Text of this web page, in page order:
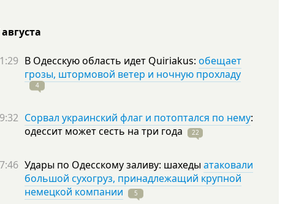
В Одесскую область идет Quiriakus: обещает
грозы, штормовой ветер и ночную прохладу
4
Сорвал украинский флаг и потоптался по нему:
одессит может сесть на три года 22
Удары по Одесскому заливу: шахеды атаковали
большой сухогруз, принадлежащий крупной
немецкой компании
5